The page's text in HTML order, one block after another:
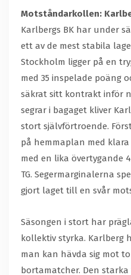
Motståndarkollen:
Karlbergs BK har under
ett av de mest stabila
Stockholm ligger på en
med 35 inspelade poäng
säkrat sitt kontrakt inför
segrar i bagaget kliver
stort självförtroende.
på hemmaplan med
med en lika övertygande
TG. Segermarginalerna
gjort laget till en svår
Säsongen i stort har
kollektiv styrka. Karlberg
man kan hävda sig mot
bortamatcher. Den